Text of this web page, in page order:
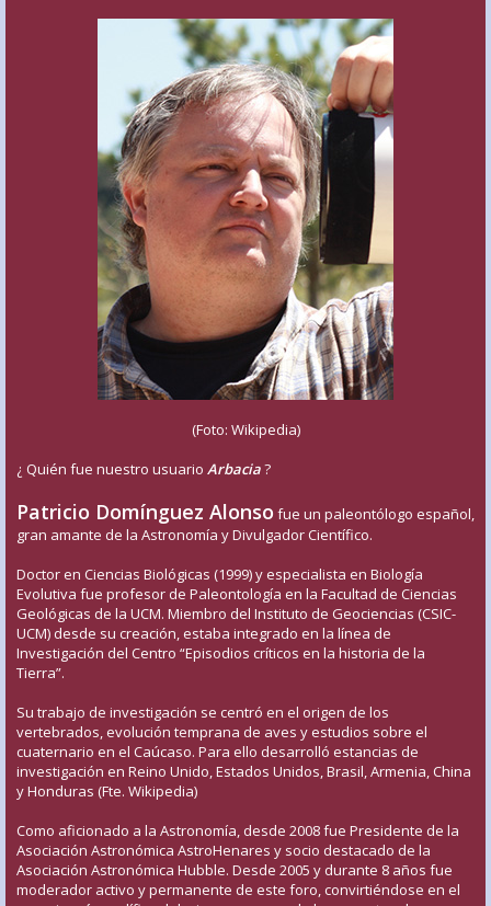
(Foto: Wikipedia)
¿ Quién fue nuestro usuario Arbacia?
Patricio Domínguez Alonso fue un paleontólogo español,
gran amante de la Astronomía y Divulgador Científico.
Doctor en Ciencias Biológicas (1999) y especialista en Biología
Evolutiva fue profesor de Paleontología en la Facultad de Ciencias
Geológicas de la UCM. Miembro del Instituto de Geociencias (CSIC-
UCM) desde su creación, estaba integrado en la línea de
Investigación del Centro “Episodios críticos en la historia de la
Tierra”.
Su trabajo de investigación se centró en el origen de los
vertebrados, evolución temprana de aves y estudios sobre el
cuaternario en el Caúcaso. Para ello desarrolló estancias de
investigación en Reino Unido, Estados Unidos, Brasil, Armenia, China
y Honduras (Fte. Wikipedia)
Como aficionado a la Astronomía, desde 2008 fue Presidente de la
Asociación Astronómica AstroHenares y socio destacado de la
Asociación Astronómica Hubble. Desde 2005 y durante 8 años fue
moderador activo y permanente de este foro, convirtiéndose en el